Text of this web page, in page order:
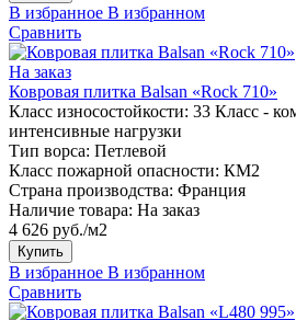
В избранное В избранном
Сравнить
На заказ
Ковровая плитка Balsan «Rock 710»
Класс износостойкости: 33 Класс -
интенсивные нагрузки
Тип ворса: Петлевой
Класс пожарной опасности: КМ2
Страна производства: Франция
Наличие товара: На заказ
4 626 руб./м2
Купить
В избранное В избранном
Сравнить